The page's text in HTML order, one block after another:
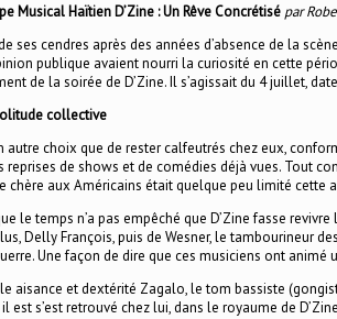
Musical Haïtien D’Zine : Un Rêve Concrétisé par
ses cendres après des années d’absence de la
publique avaient nourri la curiosité en cette
de la soirée de D’Zine. Il s’agissait du 4 juillet,
collective
autre choix que de rester calfeutrés chez eux,
de shows et de comédies déjà vues. Tout
aux Américains était quelque peu limité cette
le temps n’a pas empêché que D’Zine fasse
Delly François, puis de Wesner, le tambourineur
Une façon de dire que ces musiciens ont
aisance et dextérité Zagalo, le tom bassiste
est s’est retrouvé chez lui, dans le royaume de